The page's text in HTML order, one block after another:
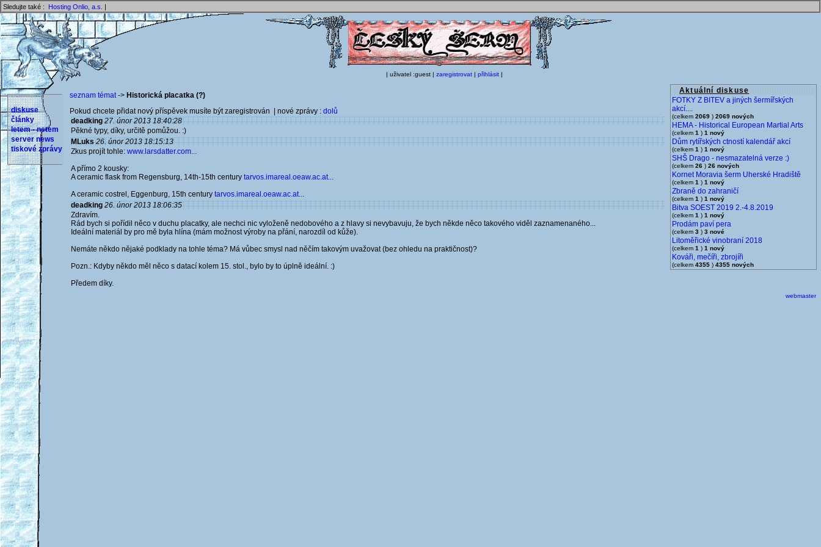
Sledujte také : Hosting Onlio, a.s. |
| uživatel :guest | zaregistrovat | přihlásit |
Aktuální diskuse
FOTKY Z BITEV a jiných šermířských
akcí....
(celkem 2069 ) 2069 nových
HEMA - Historical European Martial Arts
(celkem 1 ) 1 nový
Dům rytířských ctností kalendář akcí
(celkem 1 ) 1 nový
SHŠ Drago - nesmazatelná verze :)
(celkem 26 ) 26 nových
Kornet Moravia šerm Uherské Hradiště
(celkem 1 ) 1 nový
Zbraně do zahraničí
(celkem 1 ) 1 nový
Bitva SOEST 2019 2.-4.8.2019
(celkem 1 ) 1 nový
Prodám paví pera
(celkem 3 ) 3 nové
Litoměřické vinobraní 2018
(celkem 1 ) 1 nový
Kováři, mečíři, zbrojíři
(celkem 4355 ) 4355 nových
diskuse
články
letem - netem
server news
tiskové zprávy
seznam témat-> Historická placatka (?)
Pokud chcete přidat nový příspěvek musíte být zaregistrován | nové zprávy : dolů
deadking 27. únor 2013 18:40:28
Pěkné typy, díky, určitě pomůžou. :)
MLuks 26. únor 2013 18:15:13
Zkus projít tohle: www.larsdatter.com...
A přímo 2 kousky:
A ceramic flask from Regensburg, 14th-15th century tarvos.imareal.oeaw.ac.at...
A ceramic costrel, Eggenburg, 15th century tarvos.imareal.oeaw.ac.at...
deadking 26. únor 2013 18:06:35
Zdravím.
Rád bych si pořídil něco v duchu placatky, ale nechci nic vyloženě nedobového a z hlavy si nevybavuju, že bych někde něco takového viděl zaznamenaného...
Ideální materiál by pro mě byla hlína (mám možnost výroby na přání, narozdíl od kůže).
Nemáte někdo nějaké podklady na tohle téma? Má vůbec smysl nad něčím takovým uvažovat (bez ohledu na praktičnost)?
Pozn.: Kdyby někdo měl něco s datací kolem 15. stol., bylo by to úplně ideální. :)
Předem díky.
webmaster